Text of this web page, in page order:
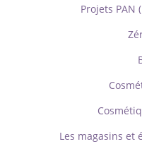
Projets PAN
Les magasins et